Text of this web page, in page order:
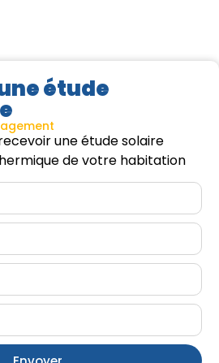
étude
une étude solaire
de votre habitation